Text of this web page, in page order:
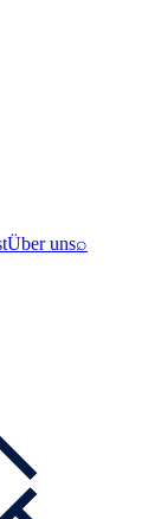
Über uns⌕